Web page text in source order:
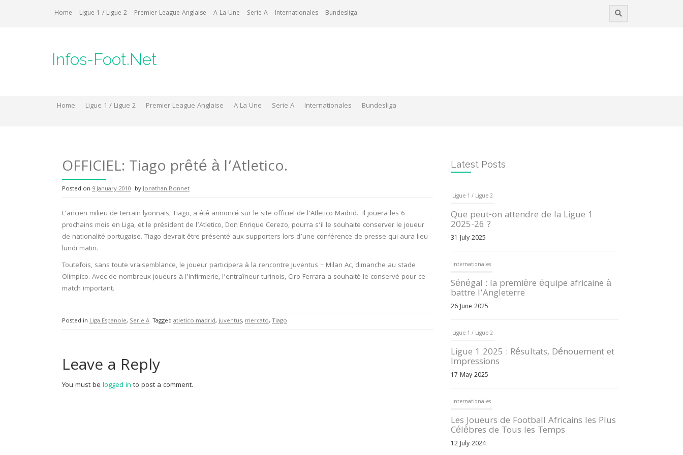
Home Ligue 1 / Ligue 2 Premier League Anglaise A La Une Serie A Internationales Bundesliga
Infos-Foot.Net
Home Ligue 1 / Ligue 2 Premier League Anglaise A La Une Serie A Internationales Bundesliga
OFFICIEL: Tiago prêté à l’Atletico.
Posted on 9 January 2010 byJonathan Bonnet
L’ancien milieu de terrain lyonnais, Tiago, a été annoncé sur le site officiel de l’Atletico Madrid. Il jouera les 6
prochains mois en Liga, et le président de l’Atletico, Don Enrique Cerezo, pourra s’il le souhaite conserver le joueur
de nationalité portugaise. Tiago devrait être présenté aux supporters lors d’une conférence de presse qui aura lieu
lundi matin.
Toutefois, sans toute vraisemblance, le joueur participera à la rencontre Juventus – Milan Ac, dimanche au stade
Olimpico. Avec de nombreux joueurs à l’infirmerie, l’entraîneur turinois, Ciro Ferrara a souhaité le conservé pour ce
match important.
Posted in Liga Espanole, Serie A Tagged atletico madrid,juventus, mercato, Tiago
Leave a Reply
You must be logged in to post a comment.
Latest Posts
Ligue 1 / Ligue 2
Que peut-on attendre de la Ligue 1
2025-26 ?
31 July 2025
Internationales
Sénégal : la première équipe africaine à
battre l’Angleterre
26 June 2025
Ligue 1 / Ligue 2
Ligue 1 2025 : Résultats, Dénouement et
Impressions
17 May 2025
Internationales
Les Joueurs de Football Africains les Plus
Célèbres de Tous les Temps
12 July 2024